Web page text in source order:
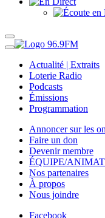
Actualité | Extraits
Loterie Radio
Podcasts
Émissions
Programmation
Annoncer sur les
Faire un don
Devenir membre
ÉQUIPE/
Nos partenaires
À propos
Nous joindre
Facebook